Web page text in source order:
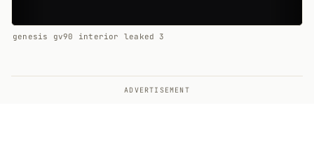
genesis gv90 interior leaked 3
ADVERTISEMENT